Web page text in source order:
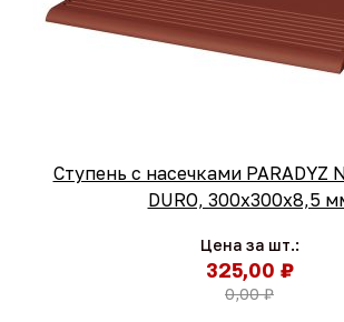
Ступень с насечками PARADYZ
DURO, 300x300x8,5
Цена за шт.:
325,00 ₽
0,00 ₽